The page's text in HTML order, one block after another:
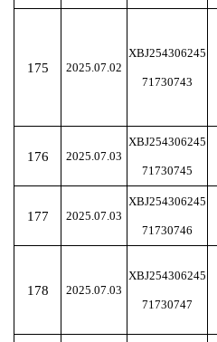
175 2025.07.02
XBJ254306245
71730743
176 2025.07.03
XBJ254306245
71730745
177 2025.07.03
XBJ254306245
71730746
178 2025.07.03
XBJ254306245
71730747